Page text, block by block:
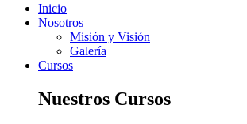
Inicio
Nosotros
Misión y Visión
Galería
Cursos
Nuestros Cursos